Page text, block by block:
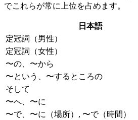
でこれらが常に上位を占めます。
日本語
定冠詞（男性）
定冠詞（女性）
〜の、〜から
〜という、〜するところの
そして
〜へ、〜に
〜で、〜に（場所）, 〜で（時間）